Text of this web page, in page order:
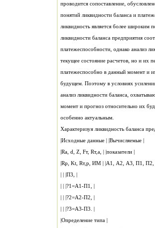
проводится сопоставление,
понятий ликвидности баланса и
ликвидность является более широким
ликвидности баланса предприятия
платежеспособности, однако анализ
текущее состояние расчетов, но и их
платежеспособно в данный момент и
будущем. Поэтому в условиях
анализ ликвидности баланса,
момент и прогноз относительно их
особенно актуальным.
Характеризуя ликвидность баланса
|Исходные данные | |Вычисляемые |
|Ra, d, Z, Fт, Rт,а, | |показатели |
| | |П3, |
| | |?1=А1-П1, |
| | |?2=А2-П2, |
| | |?3=А3-П3. |
|Определение типа |